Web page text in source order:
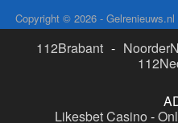
Copyright © 2026 -
112Brabant -
Likesbet Casino -